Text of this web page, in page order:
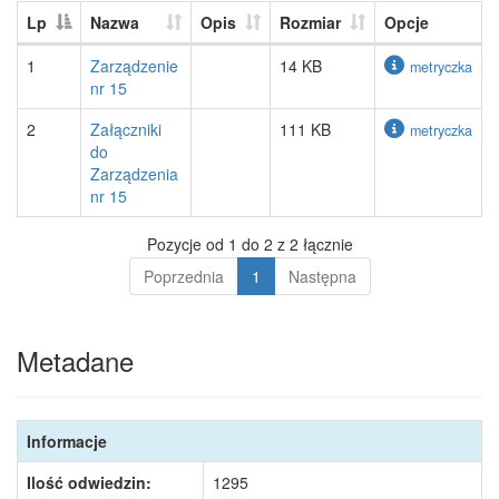
Lp Nazwa Opis Rozmiar
Opcje
1
Zarządzenie
nr 15
14 KB metryczka
2
Załączniki
do
Zarządzenia
nr 15
111 KB metryczka
Pozycje od 1 do 2 z 2 łącznie
Poprzednia
1 Następna
Metadane
Informacje
Ilość odwiedzin:
1295